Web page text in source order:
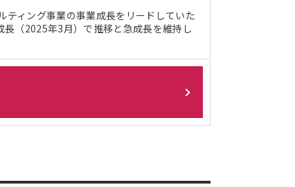
ティング事業の事業成長をリードしていた
（2025年3月）で推移と急成長を維持し